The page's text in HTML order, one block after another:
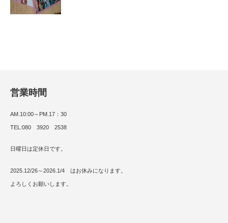
営業時間
AM.10:00～PM.17：30
TEL:080 3920 2538
日曜日は定休日です。
2025.12/26～2026.1/4 はお休みになります。
よろしくお願いします。